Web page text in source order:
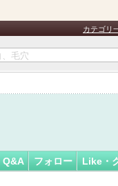
カテゴリ
さん
認
証
Q&A フォロー Like・